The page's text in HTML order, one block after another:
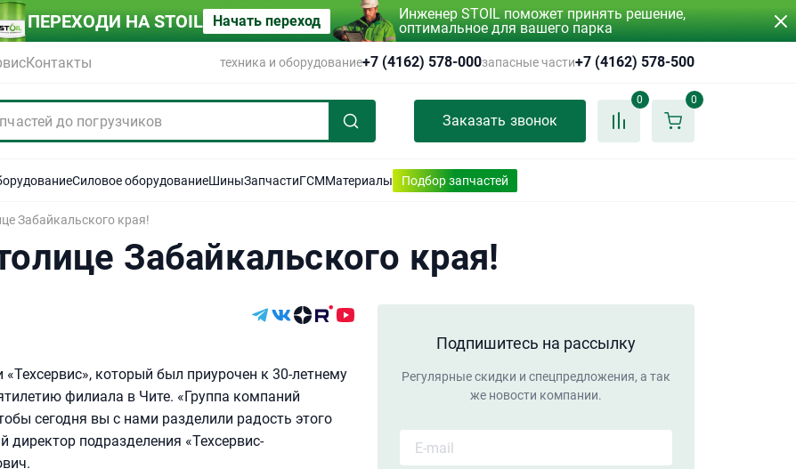
ПЕРЕХОДИ НА STOIL Начать переход
Инженер STOIL поможет принять решение,
оптимальное для вашего парка
Контакты техника и оборудование+7 (4162) 578-000запасные части+7 (4162) 578-500
Заказать звонок
0 0
Силовое оборудованиеШиныЗапчастиГСММатериалы Подбор запчастей
Забайкальского края!
Забайкальского края!
который был приурочен к 30-летнему
филиала в Чите. «Группа компаний
сегодня вы с нами разделили радость этого
директор подразделения «Техсервис-
Подпишитесь на рассылку
Регулярные скидки и спецпредложения, а так
же новости компании.